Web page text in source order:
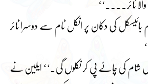
والا ٹائر۔۔۔۔‘‘
بائیسکل کی دکان پر انکل ٹام سے دوسرا ٹائر
شام کی چائے پی کر نکلوں گی۔‘‘ ایلین نے